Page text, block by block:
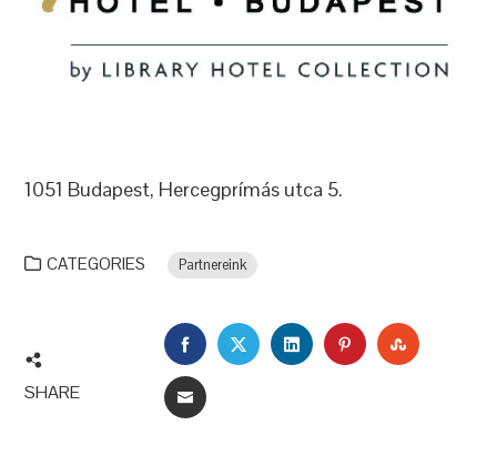
1051 Budapest, Hercegprímás utca 5.
CATEGORIES Partnereink
SHARE
FACEBOOKTWITTERLINKEDINPINTEREST
EMAIL